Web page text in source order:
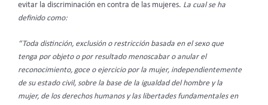
evitar la discriminación en contra de las mujeres. La cual se ha
definido como:
“Toda distinción, exclusión o restricción basada en el sexo que
tenga por objeto o por resultado menoscabar o anular el
reconocimiento, goce o ejercicio por la mujer, independientemente
de su estado civil, sobre la base de la igualdad del hombre y la
mujer, de los derechos humanos y las libertades fundamentales en